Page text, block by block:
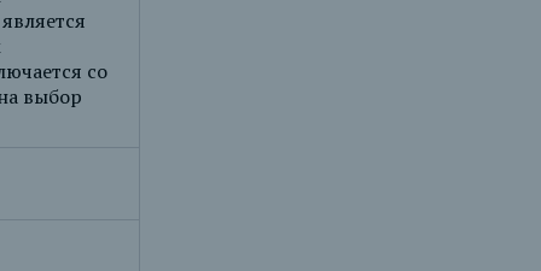
со
выбор